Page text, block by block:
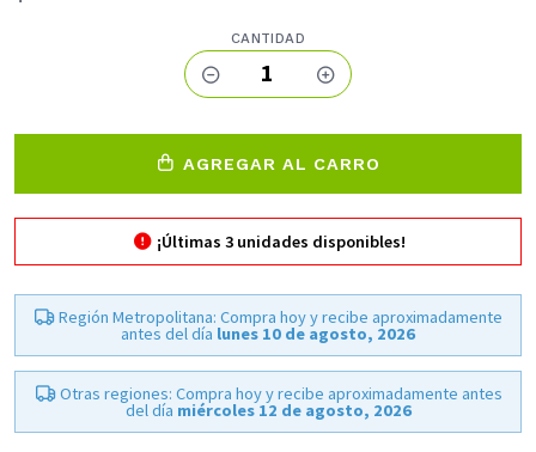
CANTIDAD
1
AGREGAR AL CARRO
¡Últimas 3unidades disponibles!
Región Metropolitana: Compra hoy y recibe aproximadamente
antes del día lunes 10 de agosto, 2026
Otras regiones: Compra hoy y recibe aproximadamente antes
del día miércoles 12 de agosto, 2026